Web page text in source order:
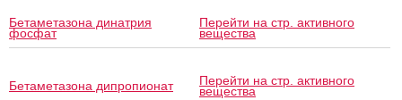
Бетаметазона динатрия
фосфат
Перейти на стр. активного
вещества
Бетаметазона дипропионат Перейти на стр. активного
вещества